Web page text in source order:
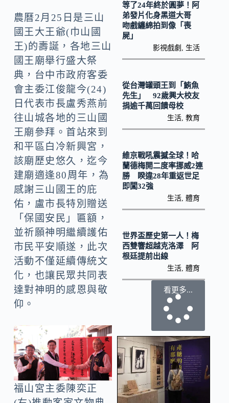
o
o
k
y
Li
n
k
農曆2月25日是三山
國王大王爺(巾山國
王)的壽誕，各地三山
國王廟舉行盛大祭
典，台中市政府客委
會主委江俊龍今(24)
日代表市長盧秀燕前
往山城各地的三山國
王廟參拜。首站來到
和平區白冷新興宮，
該廟歷史悠久，迄今
建廟適逢80周年，為
感謝三山國王的庇
佑，盧市長特別贈送
「保國安民」匾額，
並祈願神明繼續護佑
市民平安順遂，此次
活動不僅延續傳統文
化，也讓民眾共同表
達對神明的感恩與敬
仰。
福山宮主委陳奕正
等了24年終於圓夢！阿
弟發片化身黑道大哥
吻戲纏綿拍到像「喪
屍」
影視戲劇 生活
從台灣罐頭王到「鮪魚
先生」 92歲興大校友
捐逾千萬回饋母校
生活 ,教育
維京戰吼震撼全球！哈
蘭德梅開二度率挪威2連
勝 睽違28年重返世足
即闖32強
生活 ,體育
世界盃歷史第一人！梅
西雙響超越克洛澤 阿
根廷提前出線
生活 ,體育
看更多...